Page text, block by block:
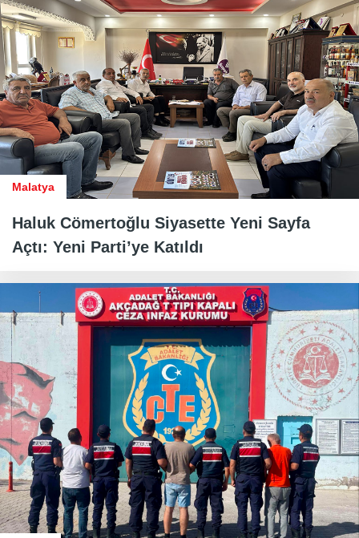
Malatya
Haluk Cömertoğlu Siyasette Yeni Sayfa
Açtı: Yeni Parti’ye Katıldı